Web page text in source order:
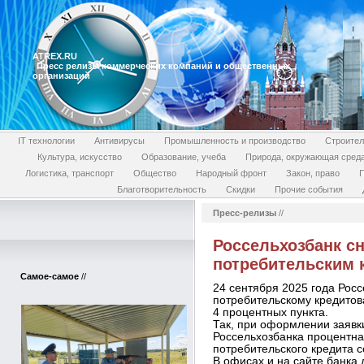
ATREX.RU
Пресс релизы коммерческих компаний и общественных
организаций
IT технологии Антивирусы Промышленность и производство
Культура, искусство
Образование, учеба
Природа, окружающая
Логистика, транспорт
Общество Народный фронт Закон, право
Благотворительность
Скидки Прочие события
Самое-самое //
Пресс-релизы //
Россельхозбанк
потребительским
24 сентября 2025 года
потребительскому
4 процентных пункта.
Так, при оформлении
Россельхозбанка
потребительского кредита
В офисах и на сайте банка